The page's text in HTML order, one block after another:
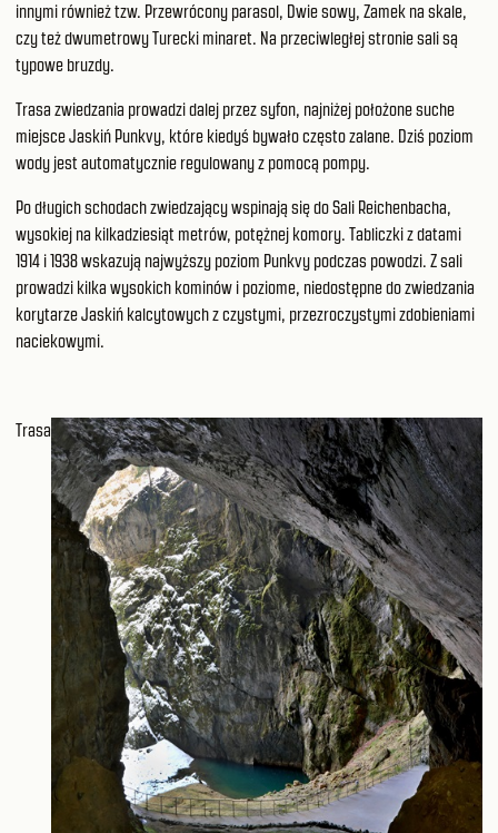
innymi również tzw. Przewrócony parasol, Dwie sowy, Zamek na skale,
czy też dwumetrowy Turecki minaret. Na przeciwległej stronie sali są
typowe bruzdy.
Trasa zwiedzania prowadzi dalej przez syfon, najniżej położone suche
miejsce Jaskiń Punkvy, które kiedyś bywało często zalane. Dziś poziom
wody jest automatycznie regulowany z pomocą pompy.
Po długich schodach zwiedzający wspinają się do Sali Reichenbacha,
wysokiej na kilkadziesiąt metrów, potężnej komory. Tabliczki z datami
1914 i 1938 wskazują najwyższy poziom Punkvy podczas powodzi. Z sali
prowadzi kilka wysokich kominów i poziome, niedostępne do zwiedzania
korytarze Jaskiń kalcytowych z czystymi, przezroczystymi zdobieniami
naciekowymi.
Trasa